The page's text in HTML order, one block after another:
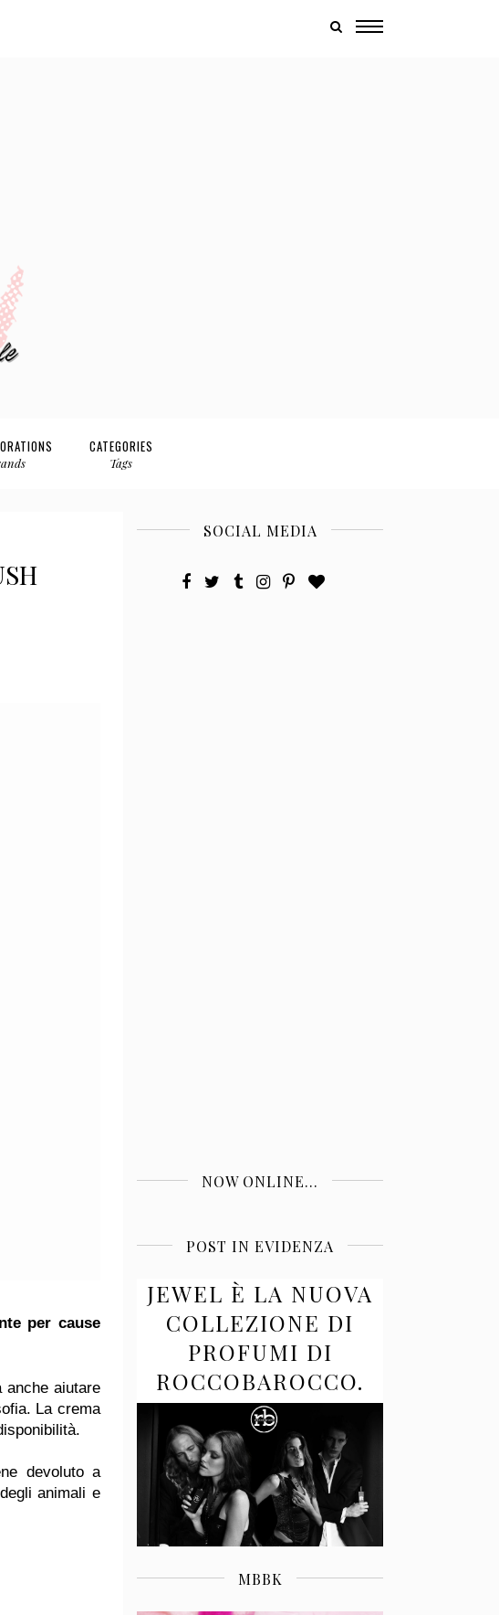
CATEGORIES
Tags
per cause
anche aiutare
La crema
devoluto a
animali e
SOCIAL MEDIA
NOW ONLINE...
POST IN EVIDENZA
JEWEL È LA NUOVA
COLLEZIONE DI
PROFUMI DI
ROCCOBAROCCO.
MBBK